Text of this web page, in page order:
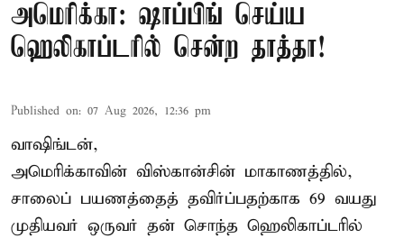
அமெரிக்கா: ஷாப்பிங் செய்ய
ஹெலிகாப்டரில் சென்ற தாத்தா!
Published on: 07 Aug 2026, 12:36 pm
வாஷிங்டன்,
அமெரிக்காவின் விஸ்கான்சின் மாகாணத்தில்,
சாலைப் பயணத்தைத் தவிர்ப்பதற்காக 69 வயது
முதியவர் ஒருவர் தன் சொந்த ஹெலிகாப்டரில்